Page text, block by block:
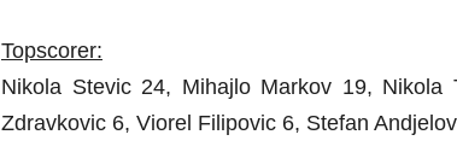
Topscorer:
Nikola Stevic 24, Mihajlo Markov 19,
Zdravkovic 6, Viorel Filipovic 6, Stefan